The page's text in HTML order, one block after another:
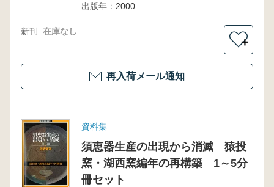
出版年： 2000
新刊 在庫なし
＋
再入荷メール通知
資料集
須恵器生産の出現から消滅 猿投
窯・湖西窯編年の再構築 1～5分
冊セット